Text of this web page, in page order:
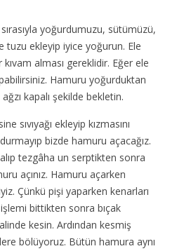
yoğurdumuzu, sütümüzü,
ekleyip iyice yoğurun. Ele
alması gereklidir. Eğer ele
Hamuru yoğurduktan
kapalı şekilde bekletin.
sıvıyağı ekleyip kızmasını
bizde hamuru açacağız.
tezgâha un serptikten sonra
açınız. Hamuru açarken
Çünkü pişi yaparken kenarları
bittikten sonra bıçak
kesin. Ardından kesmiş
bölüyoruz. Bütün hamura aynı